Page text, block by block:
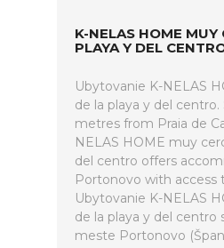
K-NELAS HOME MUY
PLAYA Y DEL
Ubytovanie K-NELAS
de la playa y del
metres from Praia de
NELAS HOME muy
del centro offers
Portonovo with access
Ubytovanie K-NELAS
de la playa y del centro
meste Portonovo